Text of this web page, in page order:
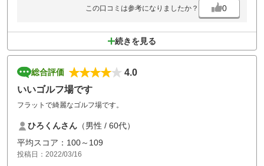
この口コミは参考になりましたか？ 0
続きを見る
総合評価
4.0
いいゴルフ場です
フラットで綺麗なゴルフ場です。
ひろくんさん （男性 / 60代）
平均スコア：100～109
投稿日：2022/03/16